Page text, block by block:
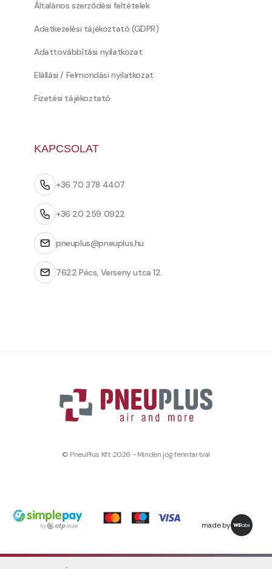
Általános szerződési feltételek
Adatkezelési tájékoztató (GDPR)
Adattovábbítási nyilatkozat
Elállási / Felmondási nyilatkozat
Fizetési tájékoztató
KAPCSOLAT
+36 70 378 4407
+36 20 259 0922
pneuplus@pneuplus.hu
7622 Pécs, Verseny utca 12.
© PneuPlus Kft. 2026 - Minden jog fenntartva!
made by